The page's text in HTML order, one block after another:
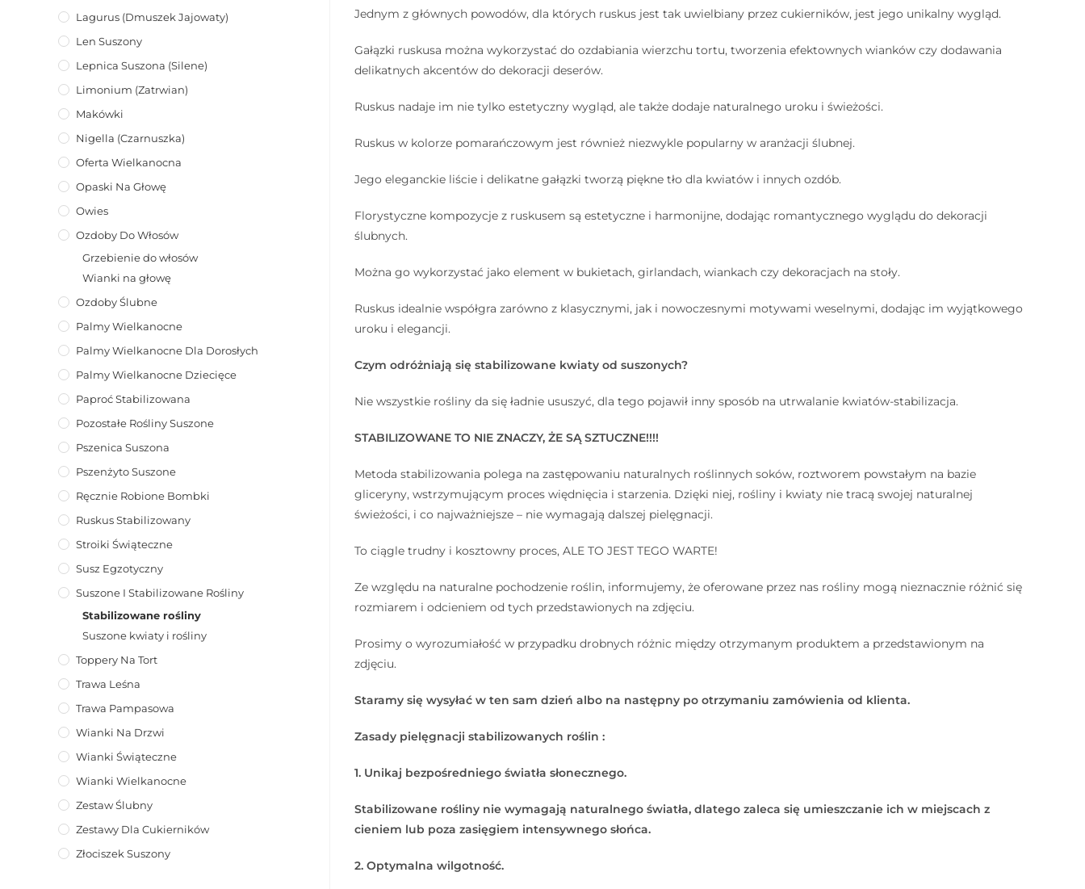
Jednym z głównych powodów, dla których ruskus jest tak uwielbiany przez cukierników, jest jego unikalny wygląd.
Gałązki ruskusa można wykorzystać do ozdabiania wierzchu tortu, tworzenia efektownych wianków czy dodawania
delikatnych akcentów do dekoracji deserów.
Ruskus nadaje im nie tylko estetyczny wygląd, ale także dodaje naturalnego uroku i świeżości.
Ruskus w kolorze pomarańczowym jest również niezwykle popularny w aranżacji ślubnej.
Jego eleganckie liście i delikatne gałązki tworzą piękne tło dla kwiatów i innych ozdób.
Florystyczne kompozycje z ruskusem są estetyczne i harmonijne, dodając romantycznego wyglądu do dekoracji
ślubnych.
Można go wykorzystać jako element w bukietach, girlandach, wiankach czy dekoracjach na stoły.
Ruskus idealnie współgra zarówno z klasycznymi, jak i nowoczesnymi motywami weselnymi, dodając im wyjątkowego
uroku i elegancji.
Czym odróżniają się stabilizowane kwiaty od suszonych?
Nie wszystkie rośliny da się ładnie ususzyć, dla tego pojawił inny sposób na utrwalanie kwiatów-stabilizacja.
STABILIZOWANE TO NIE ZNACZY, ŻE SĄ SZTUCZNE!!!!
Metoda stabilizowania polega na zastępowaniu naturalnych roślinnych soków, roztworem powstałym na bazie
gliceryny, wstrzymującym proces więdnięcia i starzenia. Dzięki niej, rośliny i kwiaty nie tracą swojej naturalnej
świeżości, i co najważniejsze – nie wymagają dalszej pielęgnacji. ⠀
To ciągle trudny i kosztowny proces, ALE TO JEST TEGO WARTE!
Ze względu na naturalne pochodzenie roślin, informujemy, że oferowane przez nas rośliny mogą nieznacznie różnić się
rozmiarem i odcieniem od tych przedstawionych na zdjęciu.
Prosimy o wyrozumiałość w przypadku drobnych różnic między otrzymanym produktem a przedstawionym na
zdjęciu.
Staramy się wysyłać w ten sam dzień albo na następny po otrzymaniu zamówienia od klienta.
Zasady pielęgnacji stabilizowanych roślin :
1. Unikaj bezpośredniego światła słonecznego.
Stabilizowane rośliny nie wymagają naturalnego światła, dlatego zaleca się umieszczanie ich w miejscach z
cieniem lub poza zasięgiem intensywnego słońca.
2. Optymalna wilgotność.
Lagurus (dmuszek Jajowaty)
Len Suszony
Lepnica Suszona (Silene)
Limonium (zatrwian)
Makówki
Nigella (Czarnuszka)
Oferta Wielkanocna
Opaski Na Głowę
Owies
Ozdoby Do Włosów
Grzebienie do włosów
Wianki na głowę
Ozdoby Ślubne
Palmy Wielkanocne
Palmy Wielkanocne Dla Dorosłych
Palmy Wielkanocne Dziecięce
Paproć Stabilizowana
Pozostałe Rośliny Suszone
Pszenica Suszona
Pszenżyto Suszone
Ręcznie Robione Bombki
Ruskus Stabilizowany
Stroiki Świąteczne
Susz Egzotyczny
Suszone I Stabilizowane Rośliny
Stabilizowane rośliny
Suszone kwiaty i rośliny
Toppery Na Tort
Trawa Leśna
Trawa Pampasowa
Wianki Na Drzwi
Wianki Świąteczne
Wianki Wielkanocne
Zestaw Ślubny
Zestawy Dla Cukierników
Złociszek Suszony